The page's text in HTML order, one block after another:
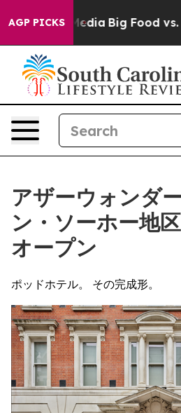
AGP PICKS
Media Big Food vs. The
アザーウォンダ
ン・ソーホー地
オープン
ポッドホテル。 その完成形。